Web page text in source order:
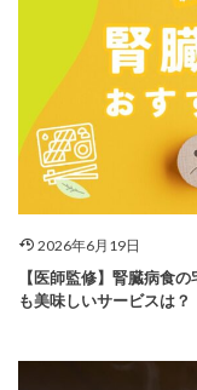
2026年6月19日
【医師監修】腎臓病食
も美味しいサービスは？